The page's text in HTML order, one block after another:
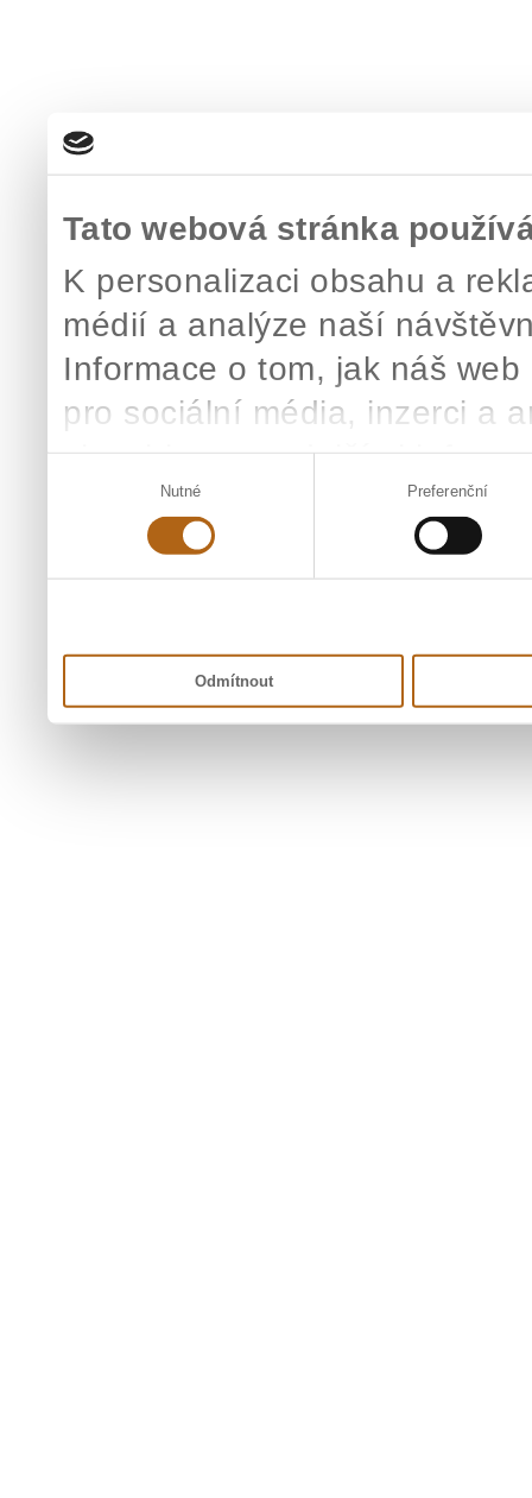
Tato webová stránka
K personalizaci obsahu a
médií a analýze naší
Informace o tom, jak náš
pro sociální média, inzerci a
zkombinovat s dalšími
které získali v důsledku
Nutné Preferenční
Odmítnout